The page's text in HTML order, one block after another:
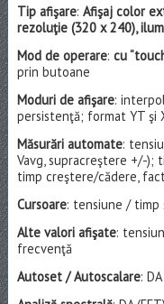
Tip afişare: Afişaj color
rezoluţie (320 x 240),
Mod de operare: cu
prin butoane
Moduri de afişare:
persistenţă; format YT şi
Măsurări automate:
Vavg, supracreştere +/-);
timp creştere/cădere,
Cursoare: tensiune / timp
Alte valori afişate:
frecvenţă
Autoset / Autoscalare: